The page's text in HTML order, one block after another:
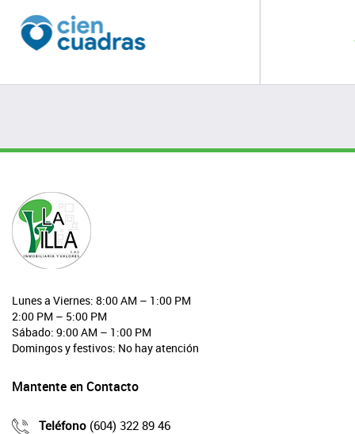
Lunes a Viernes: 8:00 AM – 1:00 PM
2:00 PM – 5:00 PM
Sábado: 9:00 AM – 1:00 PM
Domingos y festivos: No hay atención
Mantente en Contacto
Teléfono (604) 322 89 46